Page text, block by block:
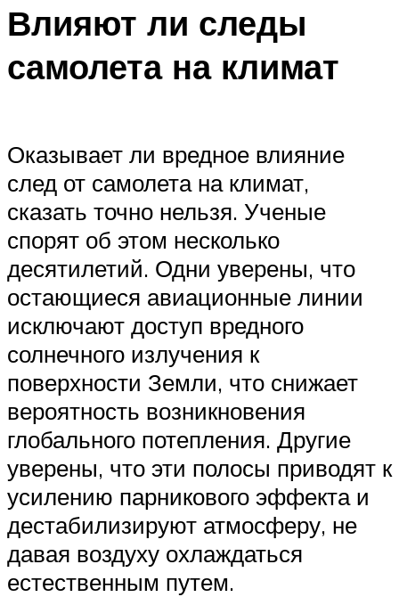
Влияют ли следы
самолета на климат
Оказывает ли вредное влияние
след от самолета на климат,
сказать точно нельзя. Ученые
спорят об этом несколько
десятилетий. Одни уверены, что
остающиеся авиационные линии
исключают доступ вредного
солнечного излучения к
поверхности Земли, что снижает
вероятность возникновения
глобального потепления. Другие
уверены, что эти полосы приводят к
усилению парникового эффекта и
дестабилизируют атмосферу, не
давая воздуху охлаждаться
естественным путем.